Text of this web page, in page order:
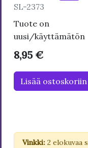
SL-2373
Tuote on
uusi/käyttämätön
8,95 €
Lisää ostoskoriin
Vinkki: 2 elokuvaa